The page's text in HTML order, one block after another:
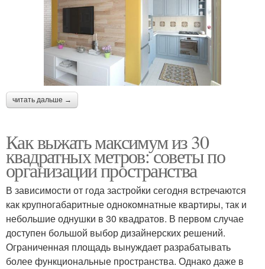
читать дальше →
Как выжать максимум из 30
квадратных метров: советы по
организации пространства
В зависимости от года застройки сегодня встречаются
как крупногабаритные однокомнатные квартиры, так и
небольшие однушки в 30 квадратов. В первом случае
доступен большой выбор дизайнерских решений.
Ограниченная площадь вынуждает разрабатывать
более функциональные пространства. Однако даже в